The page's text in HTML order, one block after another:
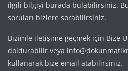
ilgili bilgiyi burada bulabilirsiniz.
soruları bizlere sorabilirsiniz.
Bizimle iletişime geçmek için Bize
doldurabilir veya
kullanarak bize email atabilirsiniz.